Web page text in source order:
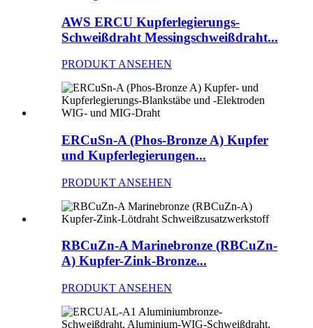
AWS ERCU Kupferlegierungs-
Schweißdraht Messingschweißdraht...
PRODUKT ANSEHEN
ERCuSn-A (Phos-Bronze A) Kupfer
und Kupferlegierungen...
PRODUKT ANSEHEN
RBCuZn-A Marinebronze (RBCuZn-
A) Kupfer-Zink-Bronze...
PRODUKT ANSEHEN